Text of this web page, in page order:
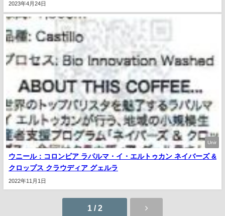
2023年4月24日
Unir
ウニール：コロンビア ラパルマ・イ・エルトゥカン ネイバーズ &
クロップス クラウディア グェルラ
2022年11月1日
1 / 2